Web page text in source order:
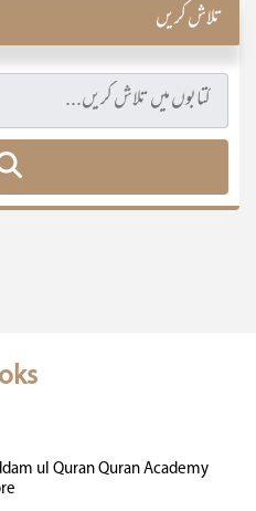
تلاش کریں
ul Quran Quran Academy